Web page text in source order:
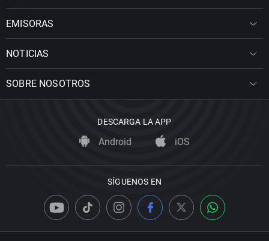
EMISORAS
NOTICIAS
SOBRE NOSOTROS
DESCARGA LA APP
Android iOS
SÍGUENOS EN